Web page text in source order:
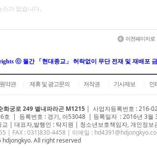
스가 없습니다.
이전페이지로
ⓒ 월간 「현대종교」 허락없이 무단 전재 및 재배포
약관 제휴 및 광고문의 저작권 기사제보 인
화궁로 249 별내파라곤 M1215 | 사업자등록번호 : 216-
호 | 등록번호 : 경기, 아53048 | 등록일자 : 2016년 3월
| 대표자,발행인 : 탁지원 | 청소년보호책임자, 개인정보
| FAX : 031)830-4458 | 이메일 :
All right reserved